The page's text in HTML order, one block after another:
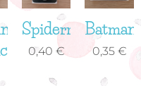
Spiderman
0,40 €
Batman
0,35€